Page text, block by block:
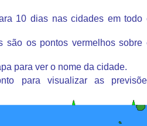
10 dias nas cidades em todo
são os pontos vermelhos sobre
para ver o nome da cidade.
para visualizar as